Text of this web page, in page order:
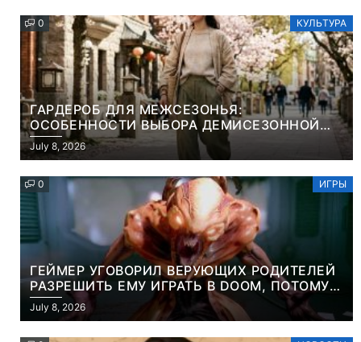
0 КУЛЬТУРА
ГАРДЕРОБ ДЛЯ МЕЖСЕЗОНЬЯ:
ОСОБЕННОСТИ ВЫБОРА ДЕМИСЕЗОННОЙ
ПАРКИ И ЭЛЕГАНТНОГО ЖЕНСКОГО ПЛАЩА
July 8, 2026
0 ИГРЫ
ГЕЙМЕР УГОВОРИЛ ВЕРУЮЩИХ РОДИТЕЛЕЙ
РАЗРЕШИТЬ ЕМУ ИГРАТЬ В DOOM, ПОТОМУ
ЧТО ЭТО ХРИСТИАНСКАЯ ИГРА ПРО
УБИЙСТВО ДЕМОНОВ
July 8, 2026